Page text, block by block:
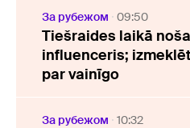
За рубежом 09:50
Tiešraides laikā
influenceris;
par vainīgo
За рубежом 10:32